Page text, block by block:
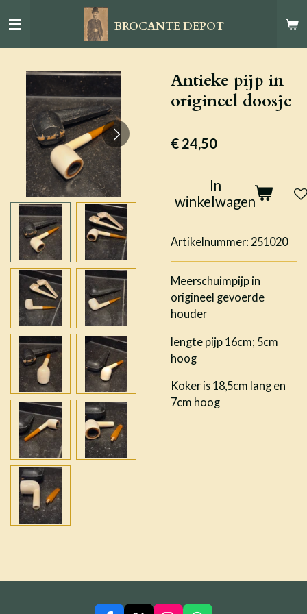
direct
naar
hoofdinhoud
BROCANTE DEPOT
Antieke pijp in
origineel doosje
€ 24,50
In
winkelwagen
Artikelnummer: 251020
Meerschuimpijp in
origineel gevoerde
houder
lengte pijp 16cm; 5cm
hoog
Koker is 18,5cm lang en
7cm hoog